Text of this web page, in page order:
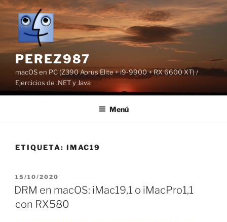
Saltar
contenido
PEREZ987
macOS en PC (Z390 Aorus Elite + i9-9900 + RX 6600 XT) /
Ejercicios de .NET y Java
Menú
ETIQUETA: IMAC19
PUBLICADO
EL
15/10/2020
DRM en macOS: iMac19,1 o iMacPro1,1
con RX580